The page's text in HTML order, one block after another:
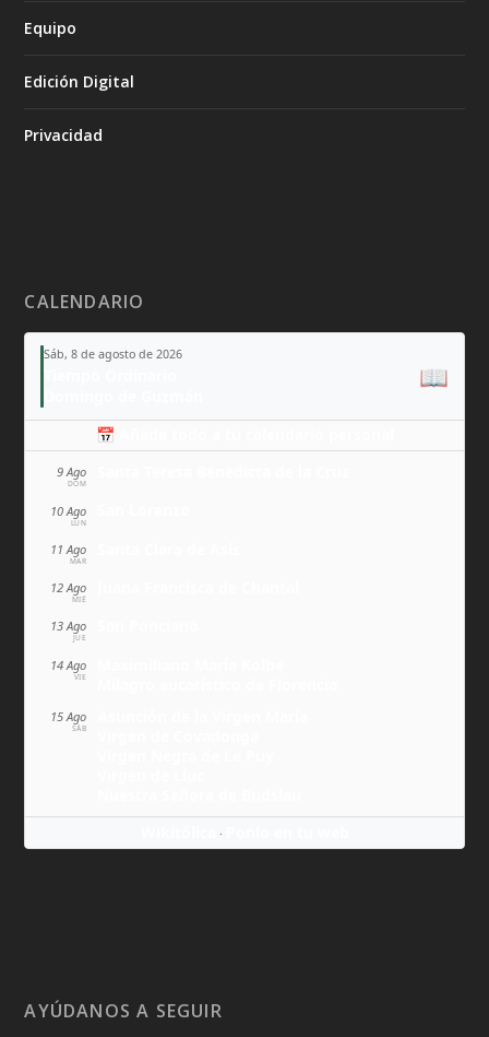
Equipo
Edición Digital
Privacidad
CALENDARIO
Sáb, 8 de agosto de 2026
📖
📅 Añade todo a tu calendario personal
9 Ago
DOM
10 Ago
LUN
11 Ago
MAR
12 Ago
MIÉ
13 Ago
JUE
14 Ago
VIE
15 Ago
SÁB
·
AYÚDANOS A SEGUIR